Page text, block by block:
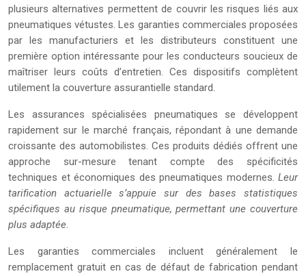
plusieurs alternatives permettent de couvrir les risques liés aux
pneumatiques vétustes. Les garanties commerciales proposées
par les manufacturiers et les distributeurs constituent une
première option intéressante pour les conducteurs soucieux de
maîtriser leurs coûts d’entretien. Ces dispositifs complètent
utilement la couverture assurantielle standard.
Les assurances spécialisées pneumatiques se développent
rapidement sur le marché français, répondant à une demande
croissante des automobilistes. Ces produits dédiés offrent une
approche sur-mesure tenant compte des spécificités
techniques et économiques des pneumatiques modernes. Leur
tarification actuarielle s’appuie sur des bases statistiques
spécifiques au risque pneumatique, permettant une couverture
plus adaptée.
Les garanties commerciales incluent généralement le
remplacement gratuit en cas de défaut de fabrication pendant